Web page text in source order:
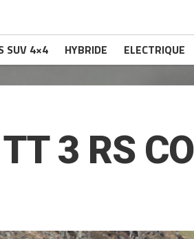
SUV 4×4 HYBRIDE ELECTRIQUE
3 RS